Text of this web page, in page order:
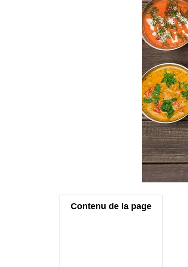
Contenu de la page